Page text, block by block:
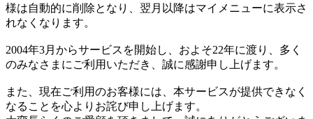
様は自動的に削除となり、翌月以降はマイメニューに表示さ
れなくなります。
2004年3月からサービスを開始し、およそ22年に渡り、多く
のみなさまにご利用いただき、誠に感謝申し上げます。
また、現在ご利用のお客様には、本サービスが提供できなく
なることを心よりお詫び申し上げます。